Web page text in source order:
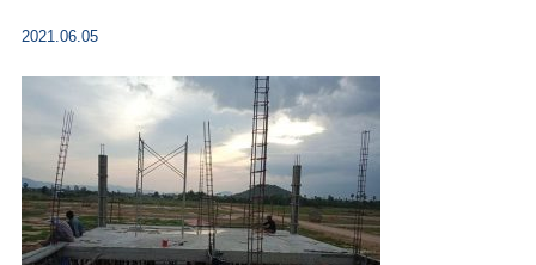
2021.06.05